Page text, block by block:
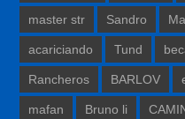
master str Sandro
acariciando Tund
Rancheros BARLOV
mafan Bruno li